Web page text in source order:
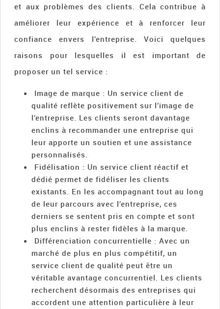
et aux problèmes des clients. Cela contribue à
améliorer leur expérience et à renforcer leur
confiance envers l’entreprise. Voici quelques
raisons pour lesquelles il est important de
proposer un tel service :
Image de marque : Un service client de
qualité reflète positivement sur l’image de
l’entreprise. Les clients seront davantage
enclins à recommander une entreprise qui
leur apporte un soutien et une assistance
personnalisés.
Fidélisation : Un service client réactif et
dédié permet de fidéliser les clients
existants. En les accompagnant tout au long
de leur parcours avec l’entreprise, ces
derniers se sentent pris en compte et sont
plus enclins à rester fidèles à la marque.
Différenciation concurrentielle : Avec un
marché de plus en plus compétitif, un
service client de qualité peut être un
véritable avantage concurrentiel. Les clients
recherchent désormais des entreprises qui
accordent une attention particulière à leur